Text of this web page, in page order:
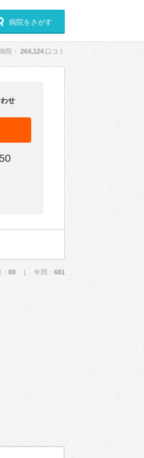
病院をさがす
院・ 264,124 口コミ
せ
69 | 年間： 681